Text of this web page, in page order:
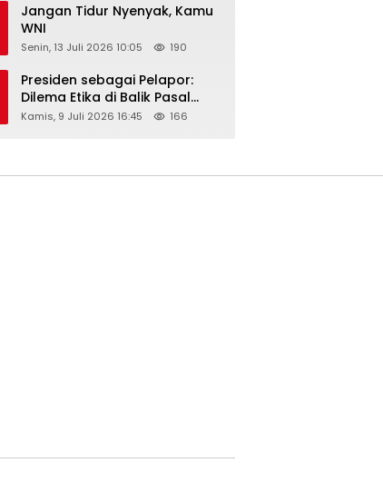
Jangan Tidur Nyenyak, Kamu
WNI
Senin, 13 Juli 2026 10:05 190
Presiden sebagai Pelapor:
Dilema Etika di Balik Pasal
218–220 KUHP
Kamis, 9 Juli 2026 16:45 166